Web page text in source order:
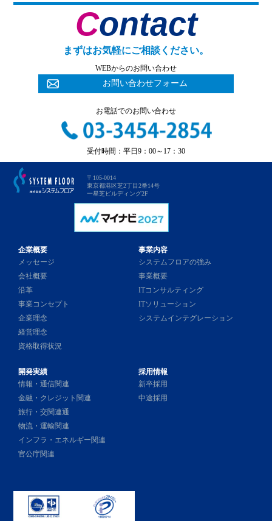
Contact
まずはお気軽にご相談ください。
WEBからのお問い合わせ
お問い合わせフォーム
お電話でのお問い合わせ
受付時間：平日9：00～17：30
〒105-0014
東京都港区芝2丁目2番14号
一星芝ビルディング2F
企業概要
メッセージ
会社概要
沿革
事業コンセプト
企業理念
経営理念
資格取得状況
事業内容
システムフロアの強み
事業概要
ITコンサルティング
ITソリューション
システムインテグレーション
開発実績
情報・通信関連
金融・クレジット関連
旅行・交関連通
物流・運輸関連
インフラ・エネルギー関連
官公庁関連
採用情報
新卒採用
中途採用